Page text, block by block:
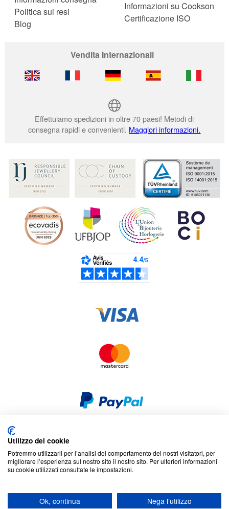
Politica sui resi
Blog
Informazioni su Cookson
Certificazione ISO
Vendita Internazionali
Effettuiamo spedizioni in oltre 70 paesi! Metodi di
consegna rapidi e convenienti. Maggiori informazioni.
Termini e condizioni
Mappa del sito
Francia. SA con capitale di 7 413 696,12 € - RCS Lyon B 412 399 792 -
Partita IVA intracomunitaria: 84412399792.
Utilizzo dei cookie
Potremmo utilizzarli per l’analisi del comportamento dei nostri visitatori, per
migliorare l’esperienza sul nostro sito il nostro sito. Per ulteriori informazioni
su cookie utilizzati consultate le impostazioni.
Ok, continua Nega l’utilizzo